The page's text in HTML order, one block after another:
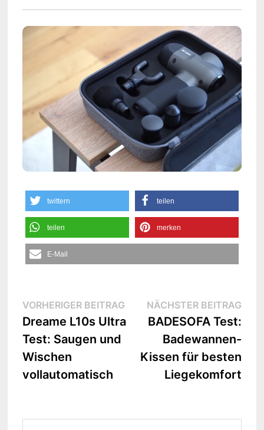
twittern teilen
teilen merken
E-Mail
Beitrags-
Navigation
VORHERIGER BEITRAGVorheriger
Beitrag:
Dreame L10s Ultra
Test: Saugen und
Wischen
vollautomatisch
NÄCHSTER BEITRAG
BADESOFA Test:
Badewannen-
Kissen für besten
Liegekomfort